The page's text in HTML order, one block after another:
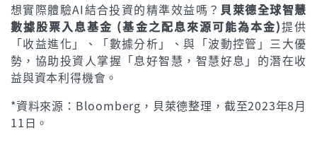
想實際體驗AI結合投資的精準效益嗎？ 貝萊德全球智慧
數據股票入息基金 (基金之配息來源可能為本金)提供
「收益進化」、「數據分析」、與「波動控管」三大優
勢，協助投資人掌握「息好智慧，智慧好息」的潛在收
益與資本利得機會。
*資料來源：Bloomberg，貝萊德整理，截至2023年8月
11日。